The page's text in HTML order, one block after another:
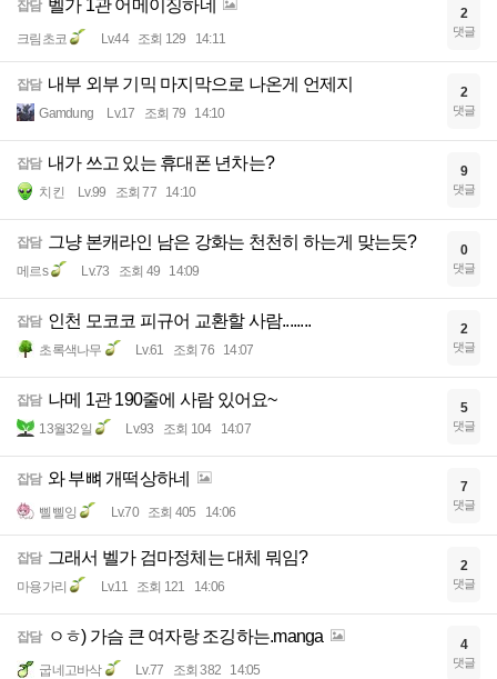
잡담 벨가 1관 어메이징하네
크림초코 Lv.44 조회 129 14:11
2
댓글
잡담 내부 외부 기믹 마지막으로 나온게 언제지
Gamdung Lv.17 조회 79 14:10
2
댓글
잡담 내가 쓰고 있는 휴대폰 년차는?
치킨 Lv.99 조회 77 14:10
9
댓글
잡담 그냥 본캐라인 남은 강화는 천천히 하는게 맞는듯?
메르s Lv.73 조회 49 14:09
0
댓글
잡담 인천 모코코 피규어 교환할 사람........
초록색나무 Lv.61 조회 76 14:07
2
댓글
잡담 나메 1관 190줄에 사람 있어요~
13월32일 Lv.93 조회 104 14:07
5
댓글
잡담 와 부뼈 개떡상하네
삘삘잉 Lv.70 조회 405 14:06
7
댓글
잡담 그래서 벨가 검마정체는 대체 뭐임?
마용가리 Lv.11 조회 121 14:06
2
댓글
잡담 ㅇㅎ) 가슴 큰 여자랑 조깅하는.manga
굽네고바삭 Lv.77 조회 382 14:05
4
댓글